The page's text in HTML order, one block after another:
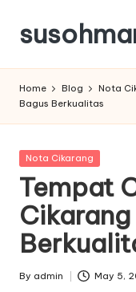
Skip
content
Home Blog Nota
Bagus Berkualitas
Posted
Nota Cikarang
Tempat
Posted
By admin May 5,